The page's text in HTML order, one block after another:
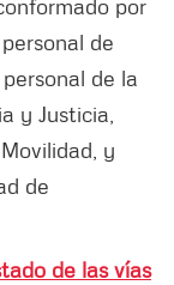
por
de
de la
y Justicia,
y
de
de las vías